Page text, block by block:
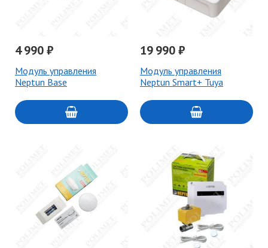
4 990 ₽
Модуль управления
Neptun Base
19 990 ₽
Модуль управления
Neptun Smart+ Tuya